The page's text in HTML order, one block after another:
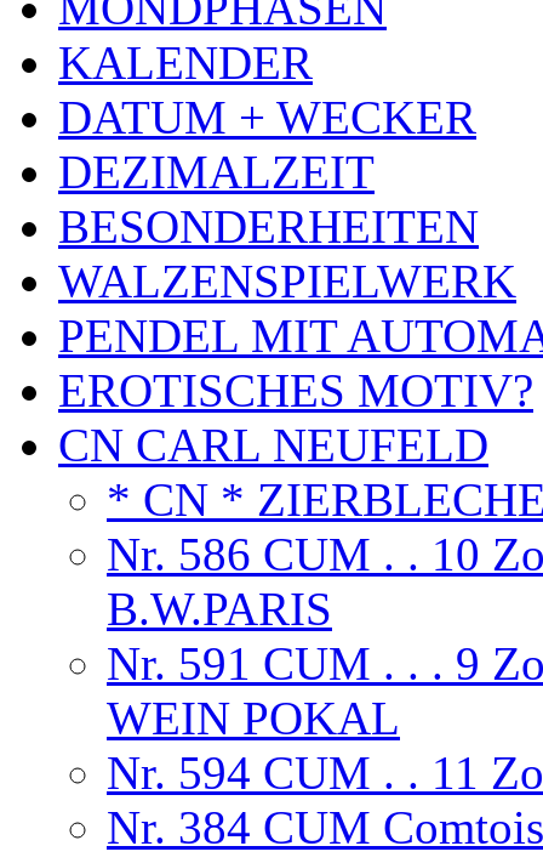
KALENDER
DATUM + WECKER
DEZIMALZEIT
BESONDERHEITEN
WALZENSPIELWERK
PENDEL MIT
EROTISCHES MOTIV?
CN CARL NEUFELD
* CN *
Nr. 586 CUM . . 10
B.W.PARIS
Nr. 591 CUM . . . 9
WEIN POKAL
Nr. 594 CUM . . 11
Nr. 384 CUM